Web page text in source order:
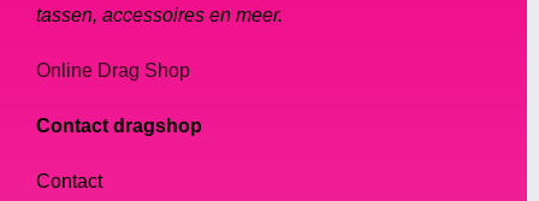
tassen, accessoires en meer.
Online Drag Shop
Contact dragshop
Contact